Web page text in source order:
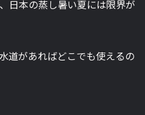
日本の蒸し暑い夏には限界が
道があればどこでも使えるの